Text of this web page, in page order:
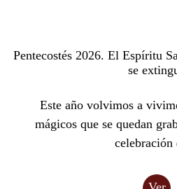
Pentecostés 2026. El Espíritu
se
Este año volvimos a
mágicos que se quedan
celebración